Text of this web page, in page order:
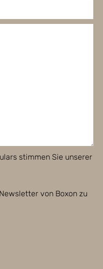
stimmen Sie unserer
von Boxon zu